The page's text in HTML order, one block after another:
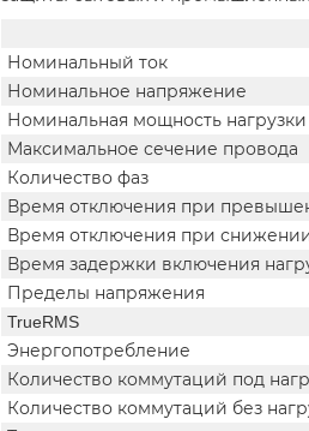
Номинальный ток
Номинальное напряжение
Номинальная мощность нагрузки
Максимальное сечение провода
Количество фаз
Время отключения при
Время отключения при
Время задержки включения
Пределы напряжения
TrueRMS
Энергопотребление
Количество коммутаций под
Количество коммутаций без